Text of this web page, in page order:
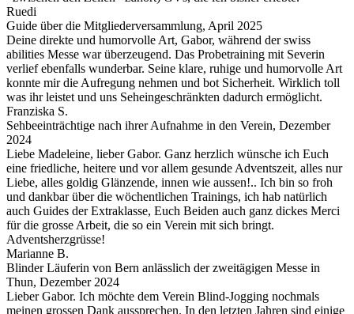
Ruedi
Guide über die Mitgliederversammlung, April 2025
Deine direkte und humorvolle Art, Gabor, während der swiss
abilities Messe war überzeugend. Das Probetraining mit Severin
verlief ebenfalls wunderbar. Seine klare, ruhige und humorvolle Art
konnte mir die Aufregung nehmen und bot Sicherheit. Wirklich toll
was ihr leistet und uns Seheingeschränkten dadurch ermöglicht.
Franziska S.
Sehbeeinträchtige nach ihrer Aufnahme in den Verein, Dezember
2024
Liebe Madeleine, lieber Gabor. Ganz herzlich wünsche ich Euch
eine friedliche, heitere und vor allem gesunde Adventszeit, alles nur
Liebe, alles goldig Glänzende, innen wie aussen!.. Ich bin so froh
und dankbar über die wöchentlichen Trainings, ich hab natürlich
auch Guides der Extraklasse, Euch Beiden auch ganz dickes Merci
für die grosse Arbeit, die so ein Verein mit sich bringt.
Adventsherzgrüsse!
Marianne B.
Blinder Läuferin von Bern anlässlich der zweitägigen Messe in
Thun, Dezember 2024
Lieber Gabor. Ich möchte dem Verein Blind-Jogging nochmals
meinen grossen Dank aussprechen. In den letzten Jahren sind einige